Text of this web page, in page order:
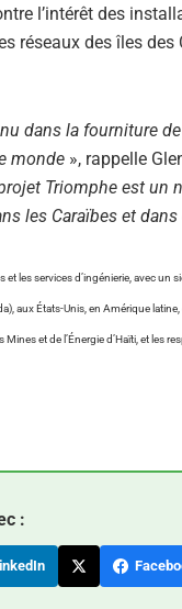
l’intérêt des
réseaux des îles
dans la fourniture
monde », rappelle
Triomphe est un
les Caraïbes et dans
et les services d’ingénierie, avec
aux États-Unis, en Amérique
et de l’Énergie d’Haïti, et les
: